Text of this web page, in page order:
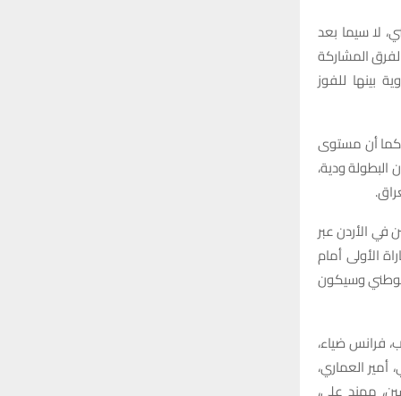
لا سيما بعد
المشاركة
بينها للفوز
كما أن مستوى
البطولة ودية،
في الأردن عبر
الأولى أمام
وسيكون
طالب، فرانس ضياء،
العماري،